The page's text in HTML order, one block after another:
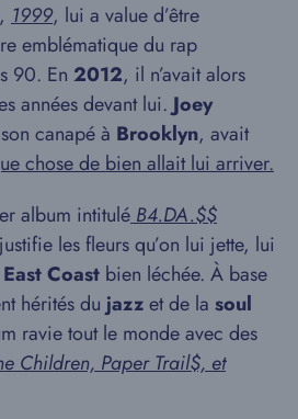
1999, lui a value d’être
emblématique du rap
90. En 2012, il n’avait alors
années devant lui. Joey
canapé à Brooklyn, avait
chose de bien allait lui arriver.
album intitulé B4.DA.$$
justifie les fleurs qu’on lui jette, lui
East Coast bien léchée. À base
hérités du jazzet de la soul
ravie tout le monde avec des
Children, Paper Trail$, et